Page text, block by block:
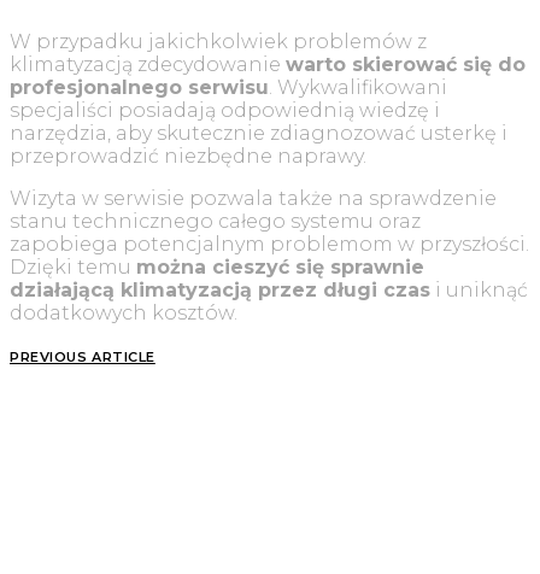
W przypadku jakichkolwiek problemów z
klimatyzacją zdecydowanie warto skierować się do
profesjonalnego serwisu. Wykwalifikowani
specjaliści posiadają odpowiednią wiedzę i
narzędzia, aby skutecznie zdiagnozować usterkę i
przeprowadzić niezbędne naprawy.
Wizyta w serwisie pozwala także na sprawdzenie
stanu technicznego całego systemu oraz
zapobiega potencjalnym problemom w przyszłości.
Dzięki temu można cieszyć się sprawnie
działającą klimatyzacją przez długi czas i uniknąć
dodatkowych kosztów.
PREVIOUS ARTICLE